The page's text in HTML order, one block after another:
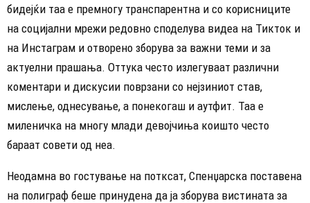
бидејќи таа е премногу транспарентна и со корисниците
на социјални мрежи редовно споделува видеа на Тикток и
на Инстаграм и отворено зборува за важни теми и за
актуелни прашања. Оттука често излегуваат различни
коментари и дискусии поврзани со нејзиниот став,
мислење, однесување, а понекогаш и аутфит. Таа е
миленичка на многу млади девојчиња коишто често
бараат совети од неа.
Неодамна во гостување на потксат, Спенџарска поставена
на полиграф беше принудена да ја зборува вистината за